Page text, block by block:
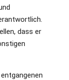
dass er